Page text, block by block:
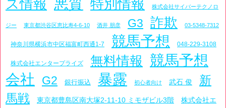
ス情報
特別情報 株式会社サイバーテクノロ
ジー 東京都渋谷区恵比寿4-6-10 酒井 朋彦 G3 詐欺 03-5348-7312
神奈川県横浜市中区福富町西通1-7 競馬予想 048-229-3108
株式会社エンタープライズ 無料情報 競馬予想
会社
G2 銀行振込 暴露 初心者向け 武石 俊
新
馬戦
東京都豊島区南大塚2-11-10 ミモザビル3階 株式会社エ